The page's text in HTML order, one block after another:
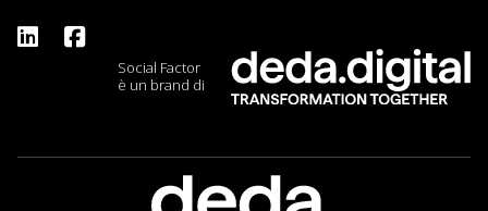
Social Factor
è un brand di